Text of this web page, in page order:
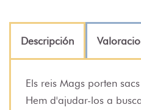
Descripción
Els reis Mags porten
Hem d'ajudar-los a